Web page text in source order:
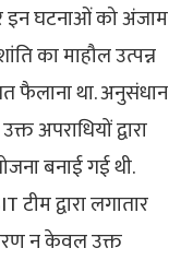
इन घटनाओं को अंजाम
का माहौल उत्पन्न
फैलाना था. अनुसंधान
अपराधियों द्वारा
बनाई गई थी.
द्वारा लगातार
न केवल उक्त